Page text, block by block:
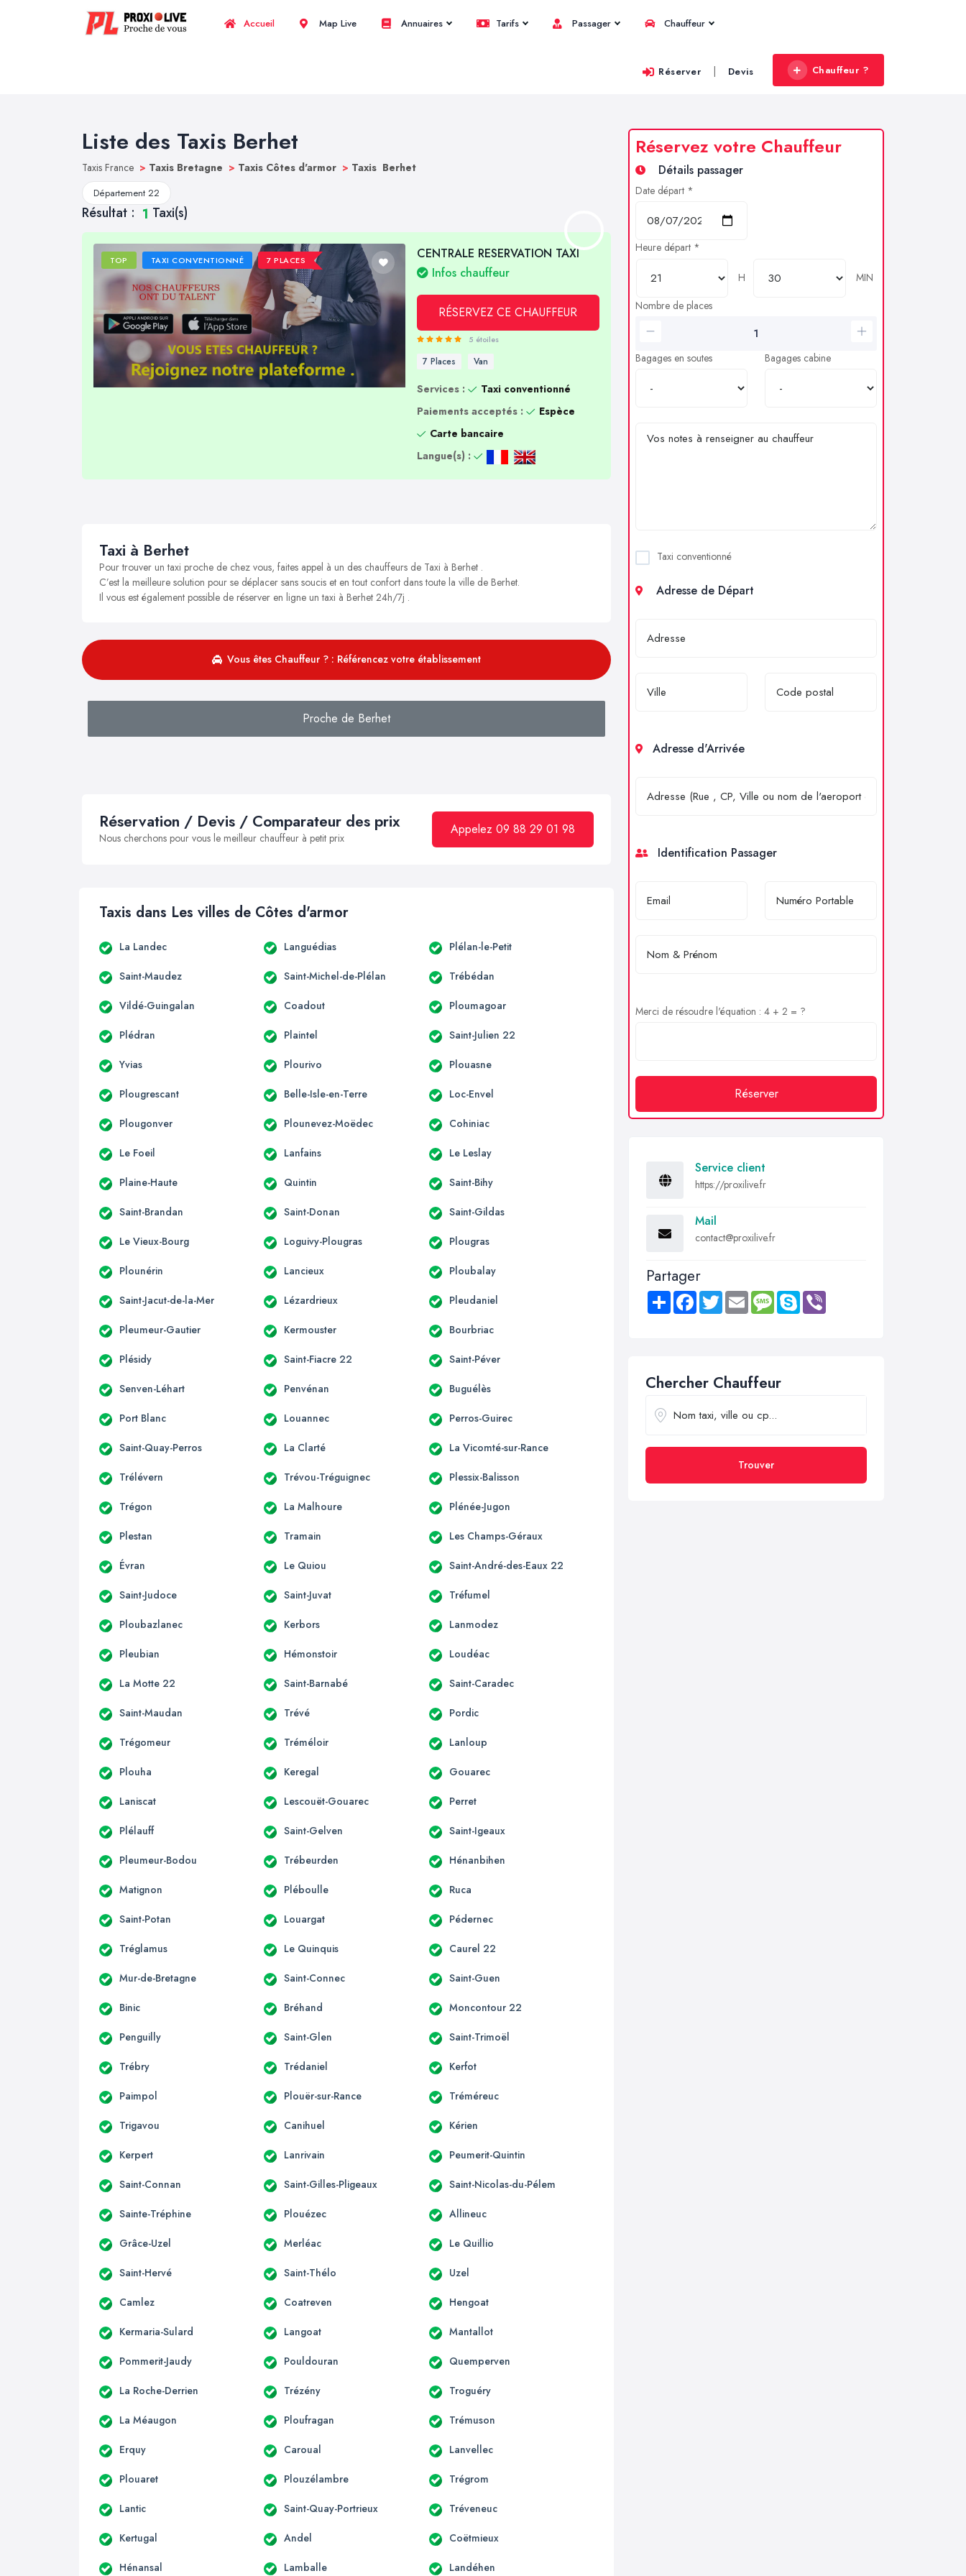
Accueil Map Live Annuaires Tarifs Passager Chauffeur
Réserver | Devis Chauffeur ?
Liste des Taxis Berhet
Taxis France > Taxis Bretagne > Taxis Côtes d'armor > Taxis Berhet
Département 22
Résultat : 1 Taxi(s)
TOP TAXI CONVENTIONNÉ 7 PLACES
CENTRALE RESERVATION TAXI
Infos chauffeur
RÉSERVEZ CE CHAUFFEUR
5 étoiles
7 Places Van
Services :
Taxi conventionné
Paiements acceptés :
Espèce
Carte bancaire
Langue(s) :
Taxi à Berhet
Pour trouver un taxi proche de chez vous, faites appel à un des chauffeurs de Taxi à Berhet .
C’est la meilleure solution pour se déplacer sans soucis et en tout confort dans toute la ville de Berhet.
Il vous est également possible de réserver en ligne un taxi à Berhet 24h/7j .
Vous êtes Chauffeur ? : Référencez votre établissement
Proche de Berhet
Réservation / Devis / Comparateur des prix
Nous cherchons pour vous le meilleur chauffeur à petit prix
Appelez 09 88 29 01 98
Taxis dans Les villes de Côtes d'armor
La Landec Languédias Plélan-le-Petit
Saint-Maudez Saint-Michel-de-Plélan Trébédan
Vildé-Guingalan Coadout Ploumagoar
Plédran Plaintel Saint-Julien 22
Yvias Plourivo Plouasne
Plougrescant Belle-Isle-en-Terre Loc-Envel
Plougonver Plounevez-Moëdec Cohiniac
Le Foeil Lanfains Le Leslay
Plaine-Haute Quintin Saint-Bihy
Saint-Brandan Saint-Donan Saint-Gildas
Le Vieux-Bourg Loguivy-Plougras Plougras
Plounérin Lancieux Ploubalay
Saint-Jacut-de-la-Mer Lézardrieux Pleudaniel
Pleumeur-Gautier Kermouster Bourbriac
Plésidy Saint-Fiacre 22 Saint-Péver
Senven-Léhart Penvénan Buguélès
Port Blanc Louannec Perros-Guirec
Saint-Quay-Perros La Clarté La Vicomté-sur-Rance
Trélévern Trévou-Tréguignec Plessix-Balisson
Trégon La Malhoure Plénée-Jugon
Plestan Tramain Les Champs-Géraux
Évran Le Quiou Saint-André-des-Eaux 22
Saint-Judoce Saint-Juvat Tréfumel
Ploubazlanec Kerbors Lanmodez
Pleubian Hémonstoir Loudéac
La Motte 22 Saint-Barnabé Saint-Caradec
Saint-Maudan Trévé Pordic
Trégomeur Tréméloir Lanloup
Plouha Keregal Gouarec
Laniscat Lescouët-Gouarec Perret
Plélauff Saint-Gelven Saint-Igeaux
Pleumeur-Bodou Trébeurden Hénanbihen
Matignon Pléboulle Ruca
Saint-Potan Louargat Pédernec
Tréglamus Le Quinquis Caurel 22
Mur-de-Bretagne Saint-Connec Saint-Guen
Binic Bréhand Moncontour 22
Penguilly Saint-Glen Saint-Trimoël
Trébry Trédaniel Kerfot
Paimpol Plouër-sur-Rance Tréméreuc
Trigavou Canihuel Kérien
Kerpert Lanrivain Peumerit-Quintin
Saint-Connan Saint-Gilles-Pligeaux Saint-Nicolas-du-Pélem
Sainte-Tréphine Plouézec Allineuc
Grâce-Uzel Merléac Le Quillio
Saint-Hervé Saint-Thélo Uzel
Camlez Coatreven Hengoat
Kermaria-Sulard Langoat Mantallot
Pommerit-Jaudy Pouldouran Quemperven
La Roche-Derrien Trézény Troguéry
La Méaugon Ploufragan Trémuson
Erquy Caroual Lanvellec
Plouaret Plouzélambre Trégrom
Lantic Saint-Quay-Portrieux Tréveneuc
Kertugal Andel Coëtmieux
Hénansal Lamballe Landéhen
Réservez votre Chauffeur
Détails passager
Date départ *
Heure départ *
H
MIN
Nombre de places
Bagages en soutes Bagages cabine
Taxi conventionné
Adresse de Départ
Adresse d'Arrivée
Identification Passager
Merci de résoudre l'équation : 4 + 2 = ?
Réserver
Service client
https://proxilive.fr
Mail
contact@proxilive.fr
Partager
Share FacebookTwitter Email MessageSkype
Chercher Chauffeur
Trouver